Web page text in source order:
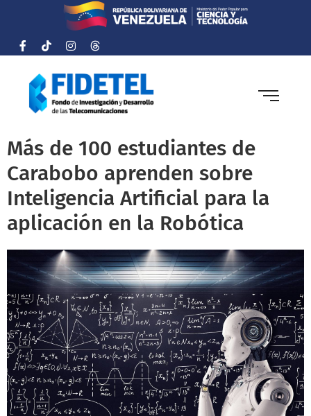
Más de 100 estudiantes de
Carabobo aprenden sobre
Inteligencia Artificial para la
aplicación en la Robótica